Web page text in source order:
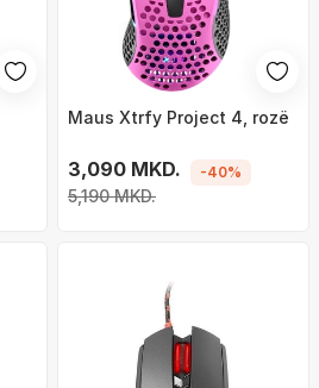
Maus Xtrfy Project 4, rozë
3,090 MKD.
5,190 MKD.
-40%